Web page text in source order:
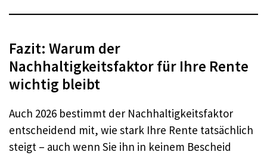
Fazit: Warum der
Nachhaltigkeitsfaktor für Ihre Rente
wichtig bleibt
Auch 2026 bestimmt der Nachhaltigkeitsfaktor
entscheidend mit, wie stark Ihre Rente tatsächlich
steigt – auch wenn Sie ihn in keinem Bescheid